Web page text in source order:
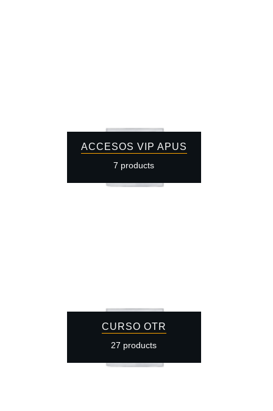
ACCESOS VIP APUS
7 products
CURSO OTR
27 products